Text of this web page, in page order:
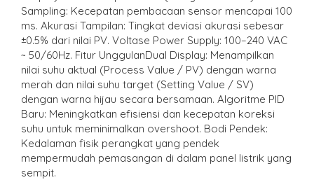
Sampling: Kecepatan pembacaan sensor mencapai 100
ms. Akurasi Tampilan: Tingkat deviasi akurasi sebesar
±0.5% dari nilai PV. Voltase Power Supply: 100–240 VAC
~ 50/60Hz. Fitur UnggulanDual Display: Menampilkan
nilai suhu aktual (Process Value / PV) dengan warna
merah dan nilai suhu target (Setting Value / SV)
dengan warna hijau secara bersamaan. Algoritme PID
Baru: Meningkatkan efisiensi dan kecepatan koreksi
suhu untuk meminimalkan overshoot. Bodi Pendek:
Kedalaman fisik perangkat yang pendek
mempermudah pemasangan di dalam panel listrik yang
sempit.